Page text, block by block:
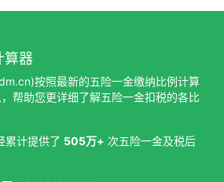
算器
按照最新的五险一金缴纳比例计算
帮助您更详细了解五险一金扣税的各比
累计提供了 505万+ 次五险一金及税后